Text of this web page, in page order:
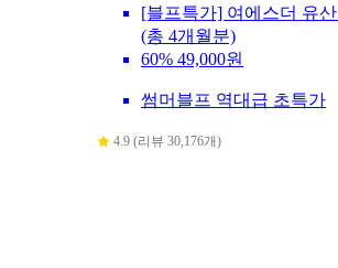
[블프특가] 여에스더 유
(총 4개월분)
60% 49,000원
썸머블프 역대급 초특가
4.9 (리뷰 30,176개)